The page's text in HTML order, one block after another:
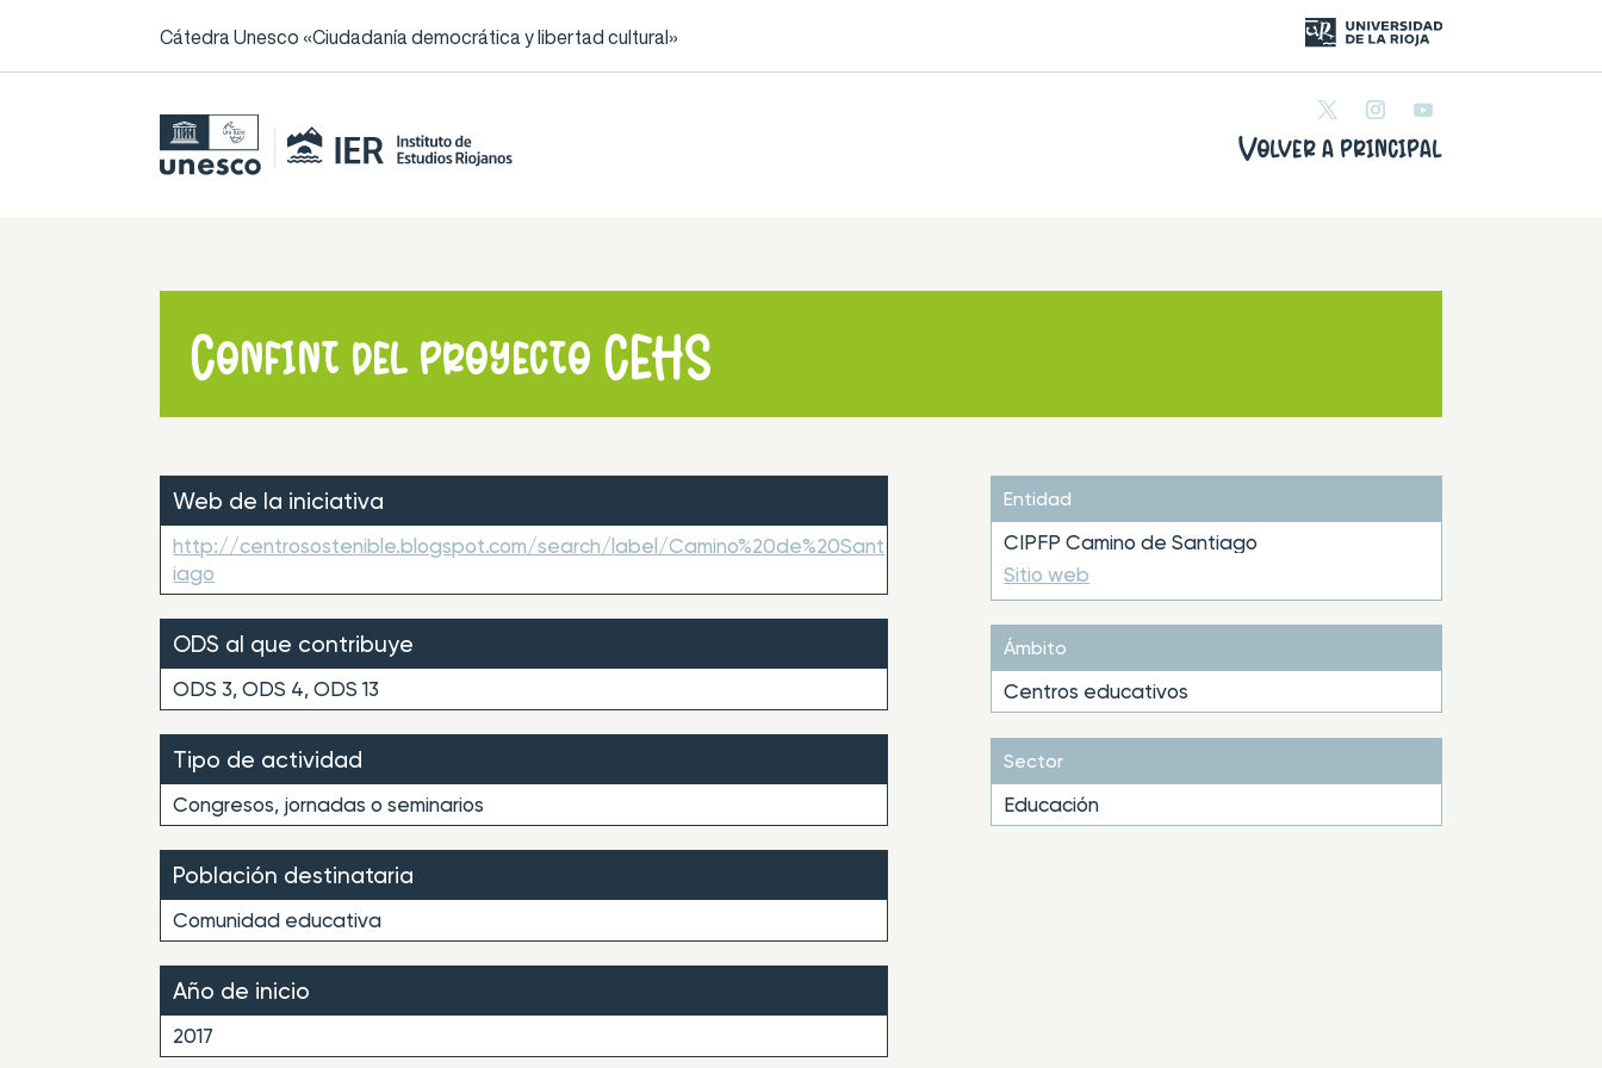
Cátedra Unesco «Ciudadanía democrática y libertad cultural»
Volver a principal
Confint del proyecto CEHS
Web de la iniciativa
http://centrosostenible.blogspot.com/search/label/Camino%20de%20Sant
iago
ODS al que contribuye
ODS 3, ODS 4, ODS 13
Tipo de actividad
Congresos, jornadas o seminarios
Población destinataria
Comunidad educativa
Año de inicio
2017
Entidad
CIPFP Camino de Santiago
Sitio web
Ámbito
Centros educativos
Sector
Educación